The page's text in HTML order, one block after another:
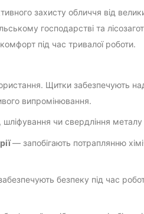
захисту обличчя від
господарстві та
під час тривалої роботи.
Щитки забезпечують
випромінювання.
шліфування чи свердління
— запобігають потраплянню
безпеку під час